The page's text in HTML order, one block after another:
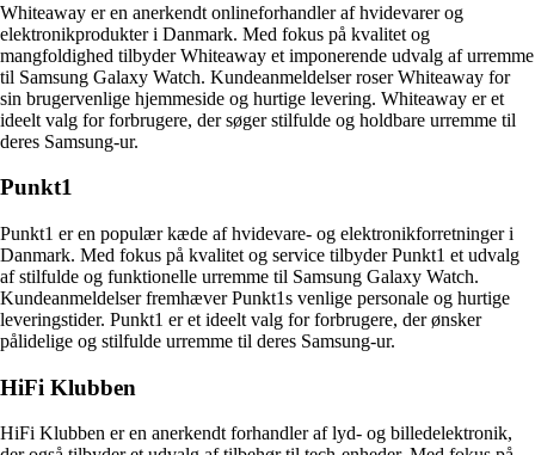
Whiteaway er en anerkendt onlineforhandler af hvidevarer og
elektronikprodukter i Danmark. Med fokus på kvalitet og
mangfoldighed tilbyder Whiteaway et imponerende udvalg af urremme
til Samsung Galaxy Watch. Kundeanmeldelser roser Whiteaway for
sin brugervenlige hjemmeside og hurtige levering. Whiteaway er et
ideelt valg for forbrugere, der søger stilfulde og holdbare urremme til
deres Samsung-ur.
Punkt1
Punkt1 er en populær kæde af hvidevare- og elektronikforretninger i
Danmark. Med fokus på kvalitet og service tilbyder Punkt1 et udvalg
af stilfulde og funktionelle urremme til Samsung Galaxy Watch.
Kundeanmeldelser fremhæver Punkt1s venlige personale og hurtige
leveringstider. Punkt1 er et ideelt valg for forbrugere, der ønsker
pålidelige og stilfulde urremme til deres Samsung-ur.
HiFi Klubben
HiFi Klubben er en anerkendt forhandler af lyd- og billedelektronik,